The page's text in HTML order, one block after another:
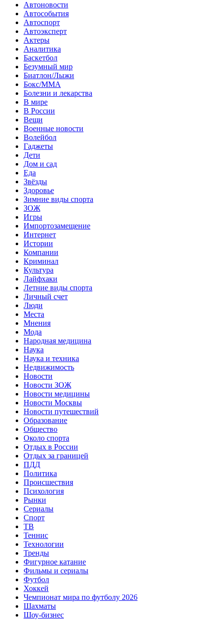
Автоновости
Автособытия
Автоспорт
Автоэксперт
Актеры
Аналитика
Баскетбол
Безумный мир
Биатлон/Лыжи
Бокс/MMA
Болезни и лекарства
В мире
В России
Вещи
Военные новости
Волейбол
Гаджеты
Дети
Дом и сад
Еда
Звёзды
Здоровье
Зимние виды спорта
ЗОЖ
Игры
Импортозамещение
Интернет
Истории
Компании
Криминал
Культура
Лайфхаки
Летние виды спорта
Личный счет
Люди
Места
Мнения
Мода
Народная медицина
Наука
Наука и техника
Недвижимость
Новости
Новости ЗОЖ
Новости медицины
Новости Москвы
Новости путешествий
Образование
Общество
Около спорта
Отдых в России
Отдых за границей
ПДД
Политика
Происшествия
Психология
Рынки
Сериалы
Спорт
ТВ
Теннис
Технологии
Тренды
Фигурное катание
Фильмы и сериалы
Футбол
Хоккей
Чемпионат мира по футболу 2026
Шахматы
Шоу-бизнес